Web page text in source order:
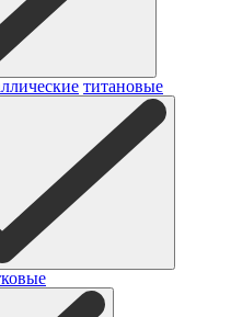
титановые